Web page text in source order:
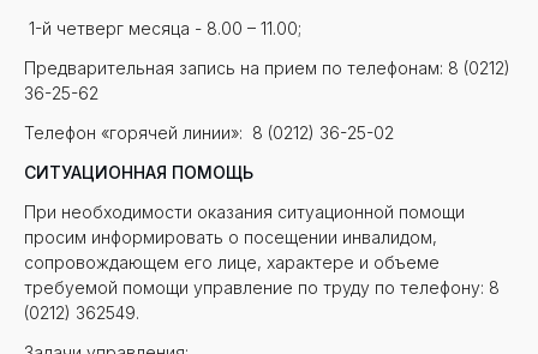
1-й четверг месяца - 8.00 – 11.00;
Предварительная запись на прием по телефонам: 8 (0212)
36-25-62
Телефон «горячей линии»: 8 (0212) 36-25-02
СИТУАЦИОННАЯ ПОМОЩЬ
При необходимости оказания ситуационной помощи
просим информировать о посещении инвалидом,
сопровождающем его лице, характере и объеме
требуемой помощи управление по труду по телефону: 8
(0212) 362549.